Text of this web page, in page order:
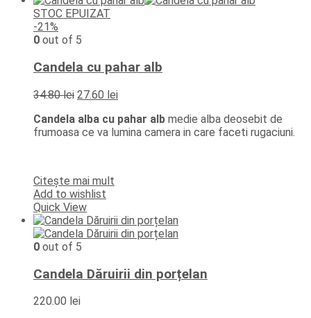
STOC EPUIZAT
-21%
0 out of 5
Candela cu pahar alb
34.80lei Prețul
a
fost:
27.60 leiPrețul
este:
27.60 lei.
Candela alba cu pahar alb medie alba deosebit de
frumoasa ce va lumina camera in care faceti rugaciuni.
Citește mai mult
Add to wishlist
Quick View
0 out of 5
Candela Dăruirii din porțelan
220.00 lei